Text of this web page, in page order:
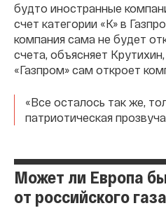
будто иностранные
счет категории «К» в
компания сама не будет
счета, объясняет
«Газпром» сам откроет
«Все осталось так же,
патриотическая
Может ли Европа
от российского